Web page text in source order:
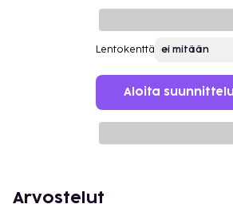
Lentokenttä
Aloita suunnittelu
Arvostelut